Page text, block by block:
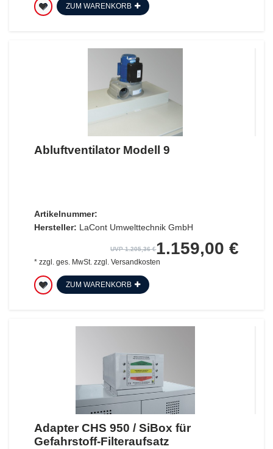
ZUM WARENKORB
Abluftventilator Modell 9
Artikelnummer:
Hersteller: LaCont Umwelttechnik GmbH
UVP 1.205,36 €1.159,00 €
* zzgl. ges. MwSt. zzgl. Versandkosten
ZUM WARENKORB
Adapter CHS 950 / SiBox für
Gefahrstoff-Filteraufsatz